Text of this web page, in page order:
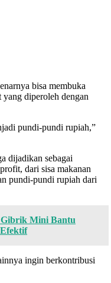
bisa membuka
yang diperoleh dengan
pundi-pundi rupiah,”
dijadikan sebagai
dari sisa makanan
pundi-pundi rupiah dari
Mini Bantu
ingin berkontribusi